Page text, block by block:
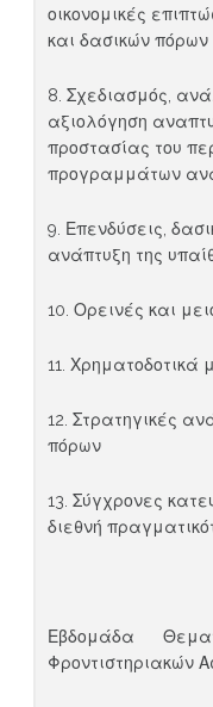
οικονομικές
και δασικών πόρων
8. Σχεδιασμός,
αξιολόγηση
προστασίας του
προγραμμάτων
9. Επενδύσεις,
ανάπτυξη της
10. Ορεινές και
11. Χρηματοδοτικά
12. Στρατηγικές
πόρων
13. Σύγχρονες
διεθνή
Εβδομάδα
Φροντιστηριακών